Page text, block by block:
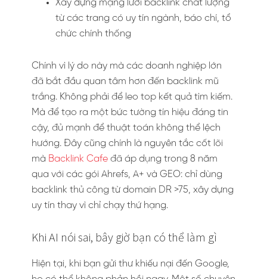
Xây dựng mạng lưới backlink chất lượng
từ các trang có uy tín ngành, báo chí, tổ
chức chính thống
Chính vì lý do này mà các doanh nghiệp lớn
đã bắt đầu quan tâm hơn đến backlink mũ
trắng. Không phải để leo top kết quả tìm kiếm.
Mà để tạo ra một bức tường tín hiệu đáng tin
cậy, đủ mạnh để thuật toán không thể lệch
hướng. Đây cũng chính là nguyên tắc cốt lõi
mà Backlink Cafe đã áp dụng trong 8 năm
qua với các gói Ahrefs, A+ và GEO: chỉ dùng
backlink thủ công từ domain DR >75, xây dựng
uy tín thay vì chỉ chạy thứ hạng.
Khi AI nói sai, bây giờ bạn có thể làm gì
Hiện tại, khi bạn gửi thư khiếu nại đến Google,